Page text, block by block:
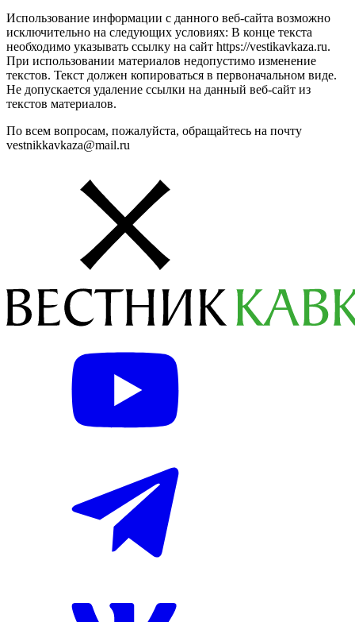
Использование информации с данного веб-сайта возможно
исключительно на следующих условиях: В конце текста
необходимо указывать ссылку на сайт https://vestikavkaza.ru.
При использовании материалов недопустимо изменение
текстов. Текст должен копироваться в первоначальном виде.
Не допускается удаление ссылки на данный веб-сайт из
текстов материалов.
По всем вопросам, пожалуйста, обращайтесь на почту
vestnikkavkaza@mail.ru